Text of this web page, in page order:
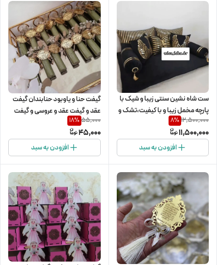
ست شاه نشین سنتی زیبا و شیک با
پارچه مخمل زیبا و با کیفیت،تشک و
بالشت و پشتی سنتی
12,500,000
8%
11,500,000
افزودن به سبد
گیفت حنا و یاوبود حنابندان گیفت
عقد و گیفت عقد و عروسی و گیفت
عروسی و گیفت تولد و سیسمونی و
دندونی و گیفت نوزادی
55,000
18%
45,000
افزودن به سبد